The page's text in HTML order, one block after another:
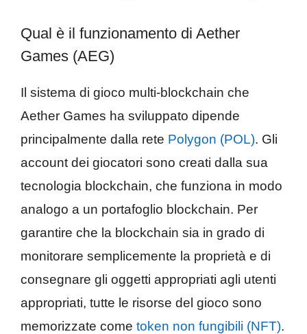
Qual è il funzionamento di Aether
Games (AEG)
Il sistema di gioco multi-blockchain che
Aether Games ha sviluppato dipende
principalmente dalla rete Polygon (POL). Gli
account dei giocatori sono creati dalla sua
tecnologia blockchain, che funziona in modo
analogo a un portafoglio blockchain. Per
garantire che la blockchain sia in grado di
monitorare semplicemente la proprietà e di
consegnare gli oggetti appropriati agli utenti
appropriati, tutte le risorse del gioco sono
memorizzate come token non fungibili (NFT).